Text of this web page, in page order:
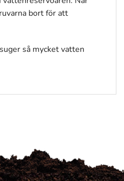
bort för att
så mycket vatten